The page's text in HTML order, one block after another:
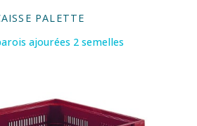
PALETTE
ajourées 2 semelles